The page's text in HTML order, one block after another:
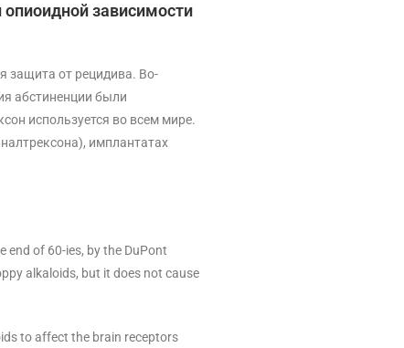
зависимости
защита от рецидива. Во-
абстиненции были
используется во всем мире.
имплантатах
end of 60-ies, by the DuPont
alkaloids, but it does not cause
to affect the brain receptors